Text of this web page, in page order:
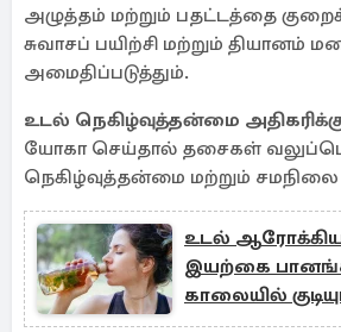
அழுத்தம் மற்றும் பதட்டத்தை
சுவாசப் பயிற்சி மற்றும் தியானம்
அமைதிப்படுத்தும்.
உடல் நெகிழ்வுத்தன்மை
யோகா செய்தால் தசைகள்
நெகிழ்வுத்தன்மை மற்றும் சமநிலை
உடல்
இயற்கை
காலையில்